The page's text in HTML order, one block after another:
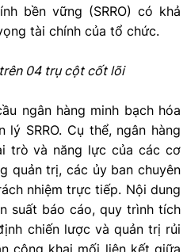
bền vững (SRRO) có khả
tài chính của tổ chức.
trên 04 trụ cột cốt lõi
ngân hàng minh bạch hóa
SRRO. Cụ thể, ngân hàng
trò và năng lực của các cơ
quản trị, các ủy ban chuyên
nhiệm trực tiếp. Nội dung
suất báo cáo, quy trình tích
chiến lược và quản trị rủi
công khai mối liên kết giữa